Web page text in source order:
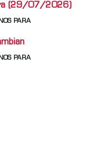
(29/07/2026)
PARA
PARA